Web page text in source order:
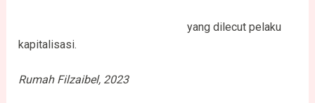
yang dilecut pelaku
kapitalisasi.
Rumah Filzaibel, 2023